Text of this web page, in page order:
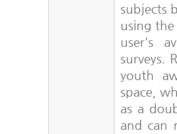
subjects
using
user's
surveys.
youth
space,
as a
and can